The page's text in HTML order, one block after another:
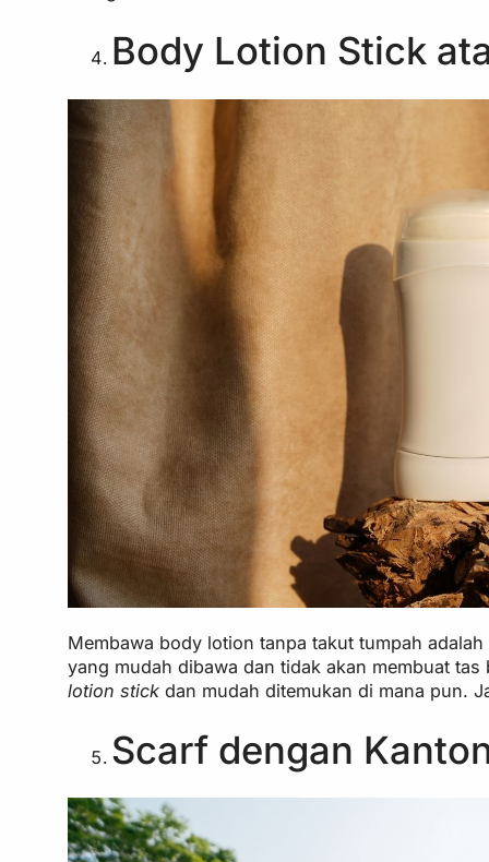
Body Lotion Stick
Membawa body lotion tanpa takut tumpah
yang mudah dibawa dan tidak akan membuat
lotion stickdan mudah ditemukan di mana pun.
Scarf dengan